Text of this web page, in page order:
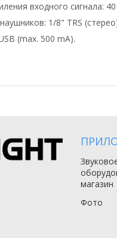
входного сигнала:
1/8" TRS
(max. 500 mA).
магазин
Фото